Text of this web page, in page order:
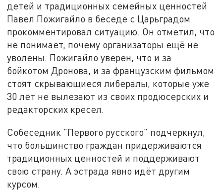
детей и традиционных семейных ценностей
Павел Пожигайло в беседе с Царьградом
прокомментировал ситуацию. Он отметил, что
не понимает, почему организаторы ещё не
уволены. Пожигайло уверен, что и за
бойкотом Дронова, и за французским фильмом
стоят скрывающиеся либералы, которые уже
30 лет не вылезают из своих продюсерских и
редакторских кресел.
Собеседник "Первого русского" подчеркнул,
что большинство граждан придерживаются
традиционных ценностей и поддерживают
свою страну. А эстрада явно идёт другим
курсом.